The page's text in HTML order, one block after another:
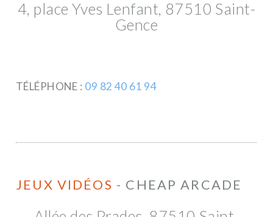
4, place Yves Lenfant, 87510 Saint-
Gence
TÉLÉPHONE : 09 82 40 61 94
JEUX VIDÉOS - CHEAP ARCADE